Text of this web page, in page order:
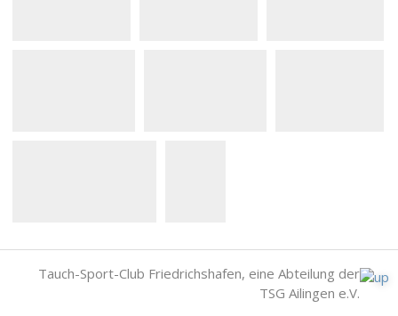
Tauch-Sport-Club Friedrichshafen, eine Abteilung der
TSG Ailingen e.V.